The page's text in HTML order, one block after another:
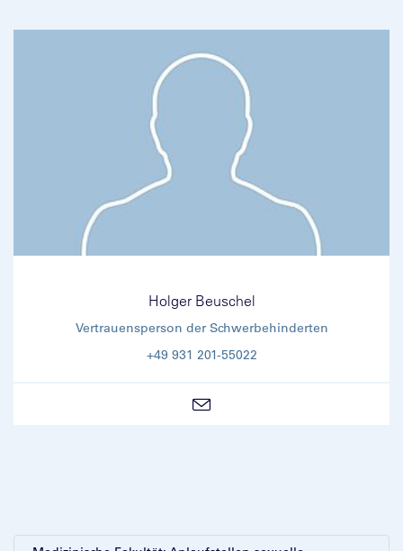
Holger Beuschel
Vertrauensperson der Schwerbehinderten
+49 931 201-55022